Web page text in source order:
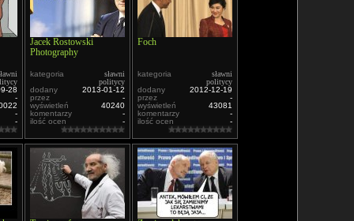
28
-
-
-
Jacek Rostowski
Photography
kategoria
sławni
politycy
dodany
2013-01-12
przez
-
wyświetleń
40240
komentarzy
-
ilość ocen
-
Foch
kategoria
sławni
politycy
dodany
2012-12-19
przez
-
wyświetleń
43081
komentarzy
-
ilość ocen
-